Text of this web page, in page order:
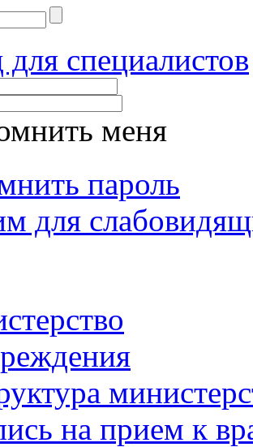
специалистов
меня
пароль
для
на прием к